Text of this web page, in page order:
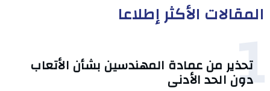
المقالات الأكثر إطلاعا
1
تحذير من عمادة المهندسين بشأن الأتعاب
دون الحد الأدنى